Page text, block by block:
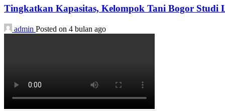
Tingkatkan Kapasitas, Kelompok Tani Bogor
admin Posted on 4 bulan ago